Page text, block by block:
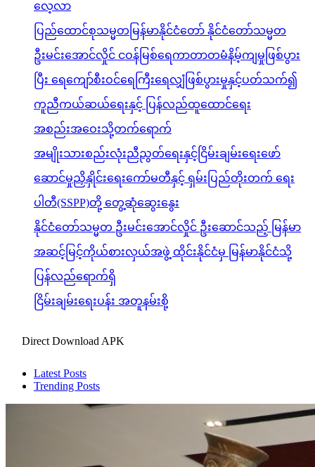
လေ့လာ
ပြည်ထောင်စုသမ္မတမြန်မာနိုင်ငံတော် နိုင်ငံတော်သမ္မတ
ဦးမင်းအောင်လှိုင် ငဝန်မြစ်ရေကာတာတမံနိမ့်ကျမှုဖြစ်ပွား
ပြီး ရေကျော်စီးဝင်ရေကြီးရေလျှံဖြစ်ပွားမှုနှင့်ပတ်သက်၍
ကူညီကယ်ဆယ်ရေးနှင့် ပြန်လည်ထူထောင်ရေး
အစည်းအဝေးသို့တက်ရောက်
အမျိုးသားစည်းလုံးညီညွတ်ရေးနှင့်ငြိမ်းချမ်းရေးဖော်
ဆောင်မှုညှိနှိုင်းရေးကော်မတီနှင့် ရှမ်းပြည်တိုးတက် ရေး
ပါတီ(SSPP)တို့ တွေ့ဆုံဆွေးနွေး
နိုင်ငံတော်သမ္မတ ဦးမင်းအောင်လှိုင် ဦးဆောင်သည့် မြန်မာ
အဆင့်မြင့်ကိုယ်စားလှယ်အဖွဲ့ ထိုင်းနိုင်ငံမှ မြန်မာနိုင်ငံသို့
ပြန်လည်ရောက်ရှိ
ငြိမ်းချမ်းရေးပန်း အတူနမ်းစို့
Direct Download APK
Latest Posts
Trending Posts